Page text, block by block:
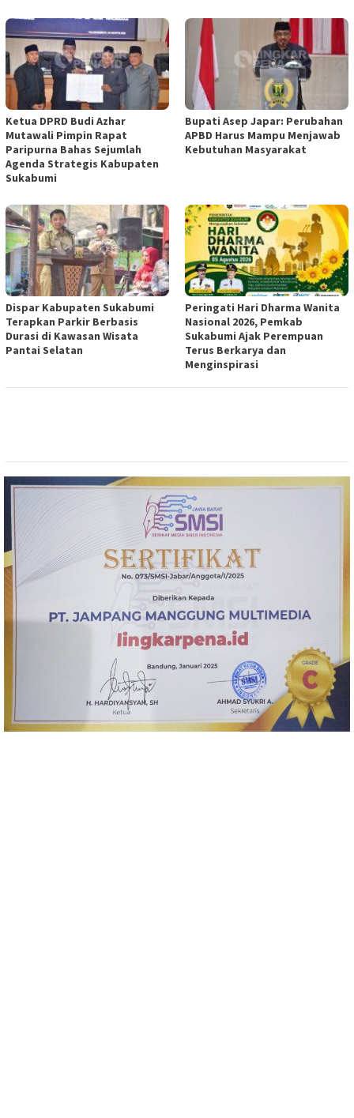
Ketua DPRD Budi Azhar
Mutawali Pimpin Rapat
Paripurna Bahas Sejumlah
Agenda Strategis Kabupaten
Sukabumi
Bupati Asep Japar: Perubahan
APBD Harus Mampu Menjawab
Kebutuhan Masyarakat
Dispar Kabupaten Sukabumi
Terapkan Parkir Berbasis
Durasi di Kawasan Wisata
Pantai Selatan
Peringati Hari Dharma Wanita
Nasional 2026, Pemkab
Sukabumi Ajak Perempuan
Terus Berkarya dan
Menginspirasi